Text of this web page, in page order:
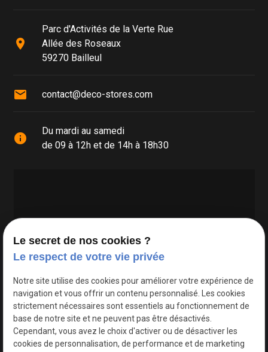
place
Parc d'Activités de la Verte Rue
Allée des Roseaux
59270 Bailleul
mail contact@deco-stores.com
info
Du mardi au samedi
de 09 à 12h et de 14h à 18h30
Google Maps Search API est désactivé.
Le secret de nos cookies ?
Le respect de votre vie privée
Notre site utilise des cookies pour améliorer votre expérience de
navigation et vous offrir un contenu personnalisé. Les cookies
strictement nécessaires sont essentiels au fonctionnement de
base de notre site et ne peuvent pas être désactivés.
Cependant, vous avez le choix d'activer ou de désactiver les
cookies de personnalisation, de performance et de marketing